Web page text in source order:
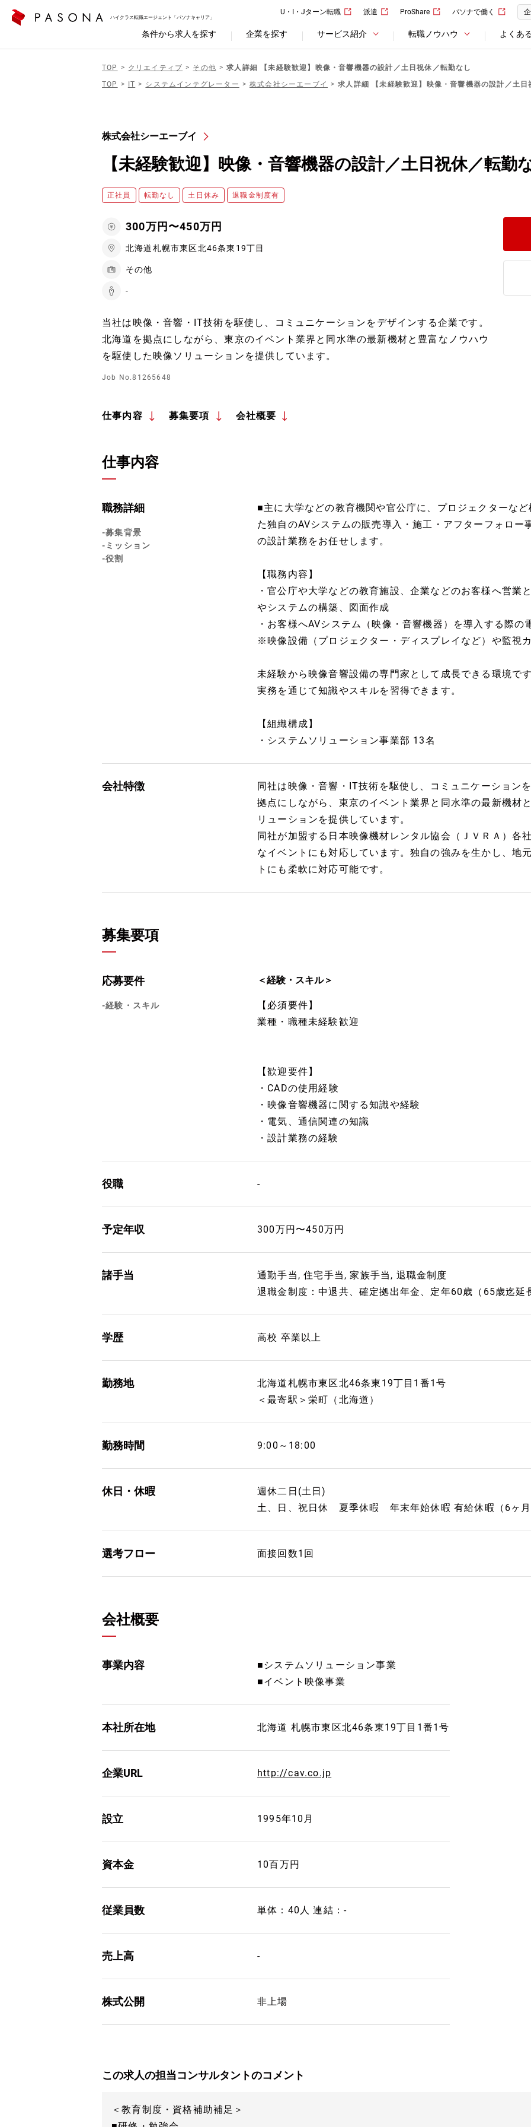
ハイクラス転職エージェント「パソナキャリア」
U・I・Jターン転職 派遣 ProShare パソナで働く
条件から求人を探す 企業を探す サービス紹介 転職ノウハウ よくあ
TOP クリエイティブ その他
求人詳細 【未経験歓迎】映像・音響機器の設計／土日祝休／転勤なし
TOP
IT システムインテグレーター 株式会社シーエーブイ 求人詳細 【未経験歓迎】映像・音響機器の設計／土日
株式会社シーエーブイ
【未経験歓迎】映像・音響機器の設計／土日祝休／転勤
正社員 転勤なし 土日休み 退職金制度有
300万円〜450万円
北海道札幌市東区北46条東19丁目
その他
-
当社は映像・音響・IT技術を駆使し、コミュニケーションをデザインする企業です。
北海道を拠点にしながら、東京のイベント業界と同水準の最新機材と豊富なノウハウ
を駆使した映像ソリューションを提供しています。
Job No.81265648
仕事内容 募集要項 会社概要
仕事内容
職務詳細
-募集背景
-ミッション
-役割
■主に大学などの教育機関や官公庁に、プロジェクターな
た独自のAVシステムの販売導入・施工・アフターフォロ
の設計業務をお任せします。
【職務内容】
・官公庁や大学などの教育施設、企業などのお客様へ営業
やシステムの構築、図面作成
・お客様へAVシステム（映像・音響機器）を導入する際の
※映像設備（プロジェクター・ディスプレイなど）や監視
未経験から映像音響設備の専門家として成長できる環境で
実務を通じて知識やスキルを習得できます。
【組織構成】
・システムソリューション事業部 13名
会社特徴
同社は映像・音響・IT技術を駆使し、コミュニケーション
拠点にしながら、東京のイベント業界と同水準の最新機材
リューションを提供しています。
同社が加盟する日本映像機材レンタル協会（ＪＶＲＡ）各
なイベントにも対応しています。独自の強みを生かし、地
トにも柔軟に対応可能です。
募集要項
応募要件
-経験・スキル
＜経験・スキル＞
【必須要件】
業種・職種未経験歓迎
【歓迎要件】
・CADの使用経験
・映像音響機器に関する知識や経験
・電気、通信関連の知識
・設計業務の経験
役職 -
予定年収 300万円〜450万円
諸手当
通勤手当, 住宅手当, 家族手当, 退職金制度
退職金制度：中退共、確定拠出年金、定年60歳（65歳迄延
学歴 高校 卒業以上
勤務地
北海道札幌市東区北46条東19丁目1番1号
＜最寄駅＞栄町（北海道）
勤務時間 9:00～18:00
休日・休暇
週休二日(土日)
土、日、祝日休 夏季休暇 年末年始休暇 有給休暇（6ヶ
選考フロー 面接回数1回
会社概要
事業内容
■システムソリューション事業
■イベント映像事業
本社所在地 北海道 札幌市東区北46条東19丁目1番1号
企業URL http://cav.co.jp
設立 1995年10月
資本金 10百万円
従業員数 単体：40人 連結：-
売上高 -
株式公開 非上場
この求人の担当コンサルタントのコメント
＜教育制度・資格補助補足＞